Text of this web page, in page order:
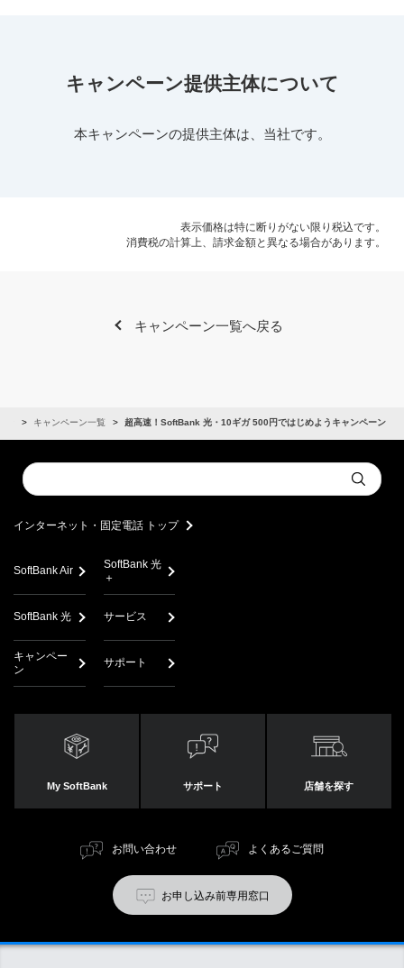
キャンペーン提供主体について
本キャンペーンの提供主体は、当社です。
表示価格は特に断りがない限り税込です。
消費税の計算上、請求金額と異なる場合があります。
キャンペーン一覧へ戻る
キャンペーン一覧 超高速！SoftBank 光・10ギガ 500円ではじめようキャンペーン
Conduct
a
Submit
インターネット・固定電話 トップ
SoftBank Air
SoftBank 光
＋
SoftBank 光 サービス
キャンペー
ン
サポート
My SoftBank サポート 店舗を探す
お問い合わせ よくあるご質問
お申し込み前専用窓口